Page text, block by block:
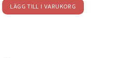
LÄGG TILL I VARUKORG